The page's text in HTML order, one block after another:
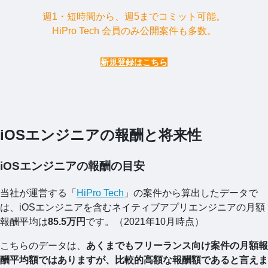
週1・短時間から、週5までコミット可能。
HiPro Tech 会員のみ公開案件も多数。
新規登録はこちら
iOSエンジニアの報酬と将来性
iOSエンジニアの報酬の目安
当社が運営する「 HiPro Tech 」の案件から算出したデータで
は、iOSエンジニアを含むネイティブアプリエンジニアの月額
報酬平均は85.5万円 です。（2021年10月時点）
こちらのデータは、 あくまでもフリーランス向け案件の月額報
酬平均額ではありますが、比較的高額な報酬額であると言えま